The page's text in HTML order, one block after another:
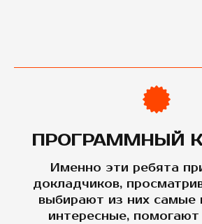
ПРОГРАММНЫЙ
Именно эти ребята
докладчиков,
выбирают из них самые
интересные, помогают